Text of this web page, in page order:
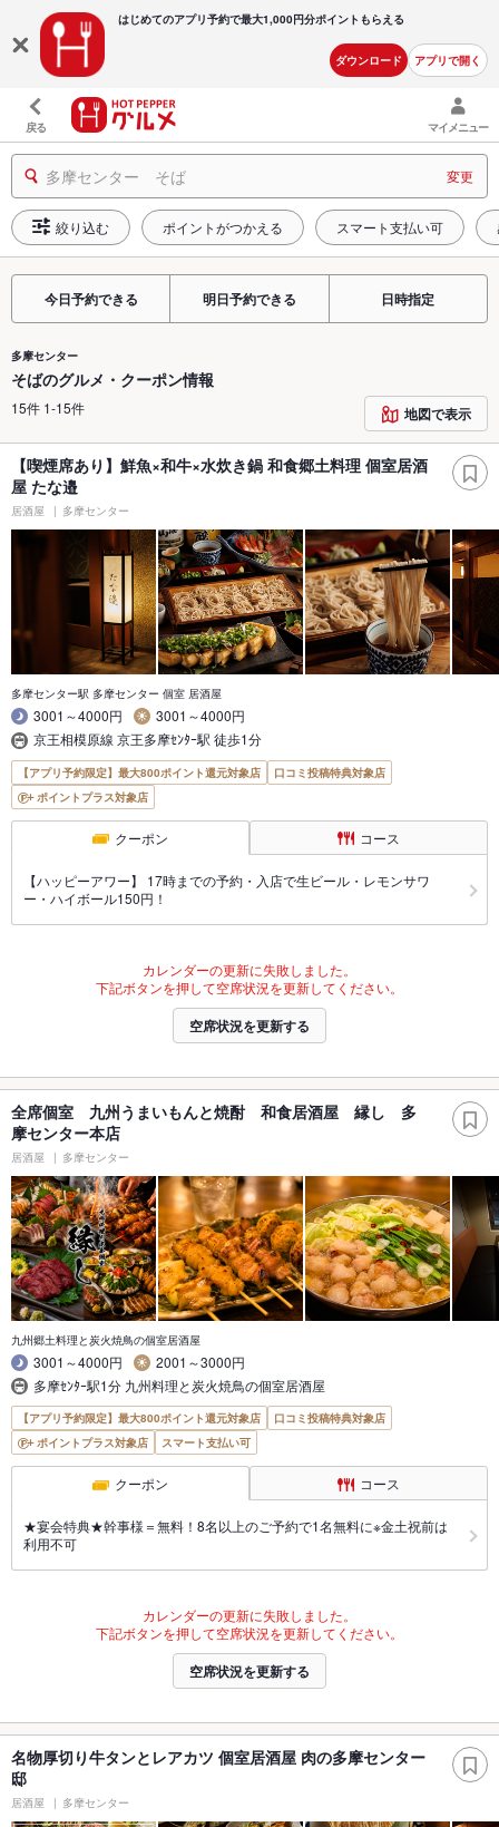
はじめてのアプリ予約で最大1,000円分ポイントもらえる
ダウンロード アプリで開く
戻る マイメニュー
多摩センター そば 変更
絞り込む ポイントがつかえる スマート支払い可
今日予約できる 明日予約できる 日時指定
多摩センター
そばのグルメ・クーポン情報
15件 1-15件 地図で表示
【喫煙席あり】鮮魚×和牛×水炊き鍋 和食郷土料理 個室居酒
屋 たな邉
居酒屋 多摩センター
多摩センター駅 多摩センター 個室 居酒屋
3001～4000円
3001～4000円
京王相模原線 京王多摩ｾﾝﾀｰ駅 徒歩1分
【アプリ予約限定】最大800ポイント還元対象店
口コミ投稿特典対象店
ポイントプラス対象店
クーポン コース
【ハッピーアワー】 17時までの予約・入店で生ビール・レモンサワ
ー・ハイボール150円！
カレンダーの更新に失敗しました。
下記ボタンを押して空席状況を更新してください。
空席状況を更新する
全席個室 九州うまいもんと焼酎 和食居酒屋 縁し 多
摩センター本店
居酒屋 多摩センター
九州郷土料理と炭火焼鳥の個室居酒屋
3001～4000円
2001～3000円
多摩ｾﾝﾀｰ駅1分 九州料理と炭火焼鳥の個室居酒屋
【アプリ予約限定】最大800ポイント還元対象店
口コミ投稿特典対象店
ポイントプラス対象店
スマート支払い可
クーポン コース
★宴会特典★幹事様＝無料！8名以上のご予約で1名無料に※金土祝前は
利用不可
カレンダーの更新に失敗しました。
下記ボタンを押して空席状況を更新してください。
空席状況を更新する
名物厚切り牛タンとレアカツ 個室居酒屋 肉の多摩センター
邸
居酒屋 多摩センター